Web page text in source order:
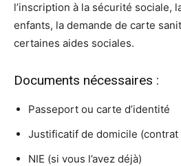
l’inscription à la sécurité sociale,
enfants, la demande de carte
certaines aides sociales.
Documents nécessaires :
Passeport ou carte d’identité
Justificatif de domicile
NIE (si vous l’avez déjà)